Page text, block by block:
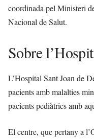
coordinada pel Ministeri
Nacional de Salut.
Sobre
L’Hospital Sant Joan de
pacients amb malalties
pacients pediàtrics amb
El centre, que pertany a